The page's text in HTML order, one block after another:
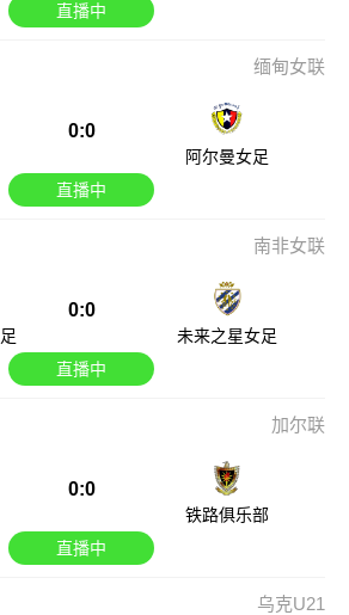
直播中
缅甸女联
0:0
阿尔曼女足
直播中
南非女联
0:0
未来之星女足
直播中
加尔联
0:0
铁路俱乐部
直播中
乌克U21